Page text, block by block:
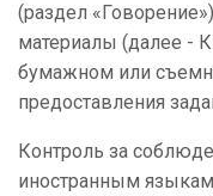
(раздел
материалы (далее -
бумажном или
предоставления
Контроль за
иностранным